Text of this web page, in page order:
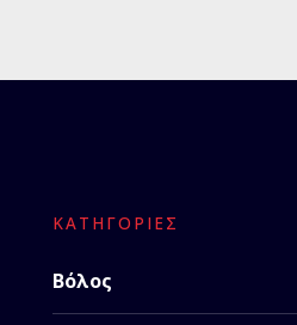
ΚΑΤΗΓΟΡΊΕΣ
Βόλος